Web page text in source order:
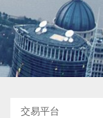
交易平台